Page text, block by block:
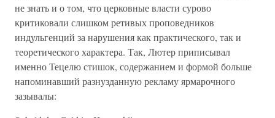
не знать и о том, что церковные власти сурово
критиковали слишком ретивых проповедников
индульгенций за нарушения как практического, так и
теоретического характера. Так, Лютер приписывал
именно Тецелю стишок, содержанием и формой больше
напоминавший разнузданную рекламу ярмарочного
зазывалы: